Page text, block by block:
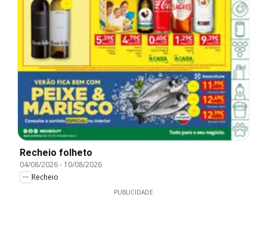
Recheio folheto
04/08/2026- 10/08/2026
Recheio
PUBLICIDADE